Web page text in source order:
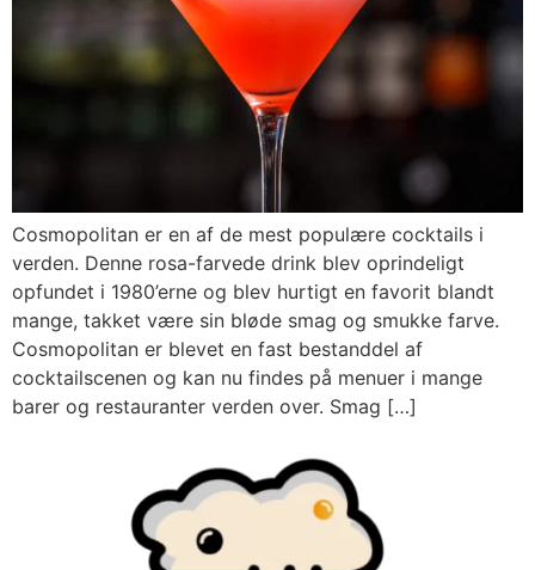
Cosmopolitan er en af de mest populære cocktails i
verden. Denne rosa-farvede drink blev oprindeligt
opfundet i 1980’erne og blev hurtigt en favorit blandt
mange, takket være sin bløde smag og smukke farve.
Cosmopolitan er blevet en fast bestanddel af
cocktailscenen og kan nu findes på menuer i mange
barer og restauranter verden over. Smag […]